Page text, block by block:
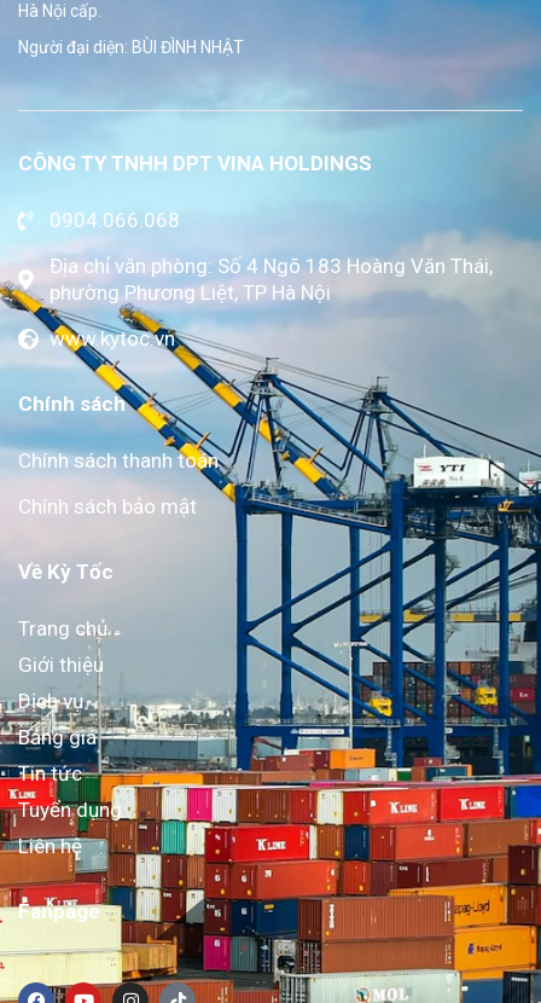
Hà Nội cấp.
Người đại diện: BÙI ĐÌNH NHẬT
CÔNG TY TNHH DPT VINA HOLDINGS
0904.066.068
Địa chỉ văn phòng: Số 4 Ngõ 183 Hoàng Văn Thái,
phường Phương Liệt, TP Hà Nội
www.kytoc.vn
Chính sách
Chính sách thanh toán
Chính sách bảo mật
Về Kỳ Tốc
Trang chủ
Giới thiệu
Dịch vụ
Bảng giá
Tin tức
Tuyển dụng
Liên hệ
Fanpage